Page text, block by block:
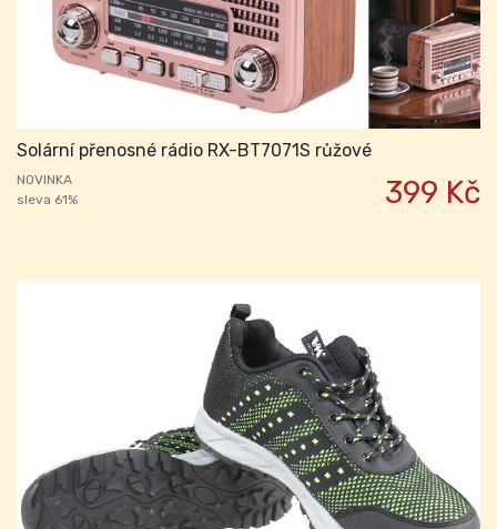
Solární přenosné rádio RX-BT7071S růžové
NOVINKA
sleva 61%
399 Kč